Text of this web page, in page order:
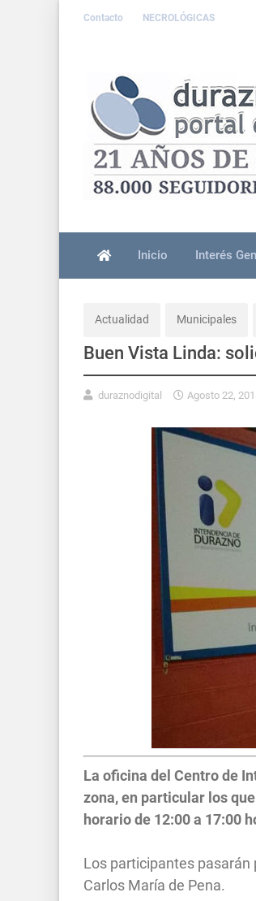
Contacto NECROLÓGICAS
Inicio Interés
Actualidad Municipales
Buen Vista Linda:
duraznodigital Agosto 22,
La oficina del Centro de
zona, en particular los
horario de 12:00 a 17:00
Los participantes pasarán
Carlos María de Pena.